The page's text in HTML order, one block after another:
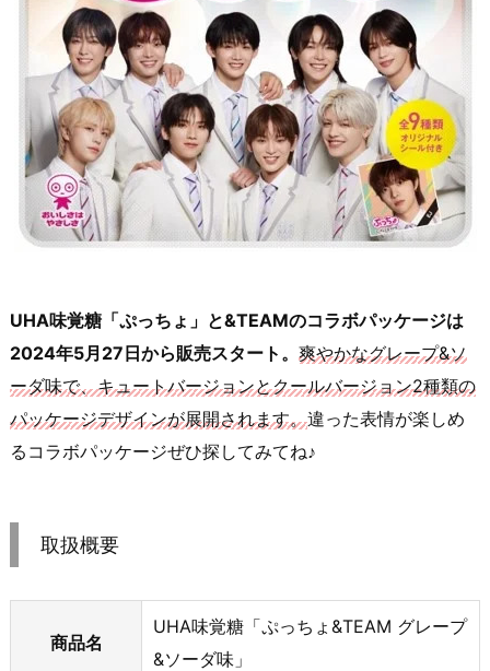
UHA味覚糖「ぷっちょ」と&TEAMのコラボパッケージは
2024年5月27日から販売スタート。 爽やかなグレープ&ソ
ーダ味で、キュートバージョンとクールバージョン2種類の
パッケージデザインが展開されます。違った表情が楽しめ
るコラボパッケージぜひ探してみてね♪
取扱概要
商品名
UHA味覚糖「ぷっちょ&TEAM グレープ
&ソーダ味」